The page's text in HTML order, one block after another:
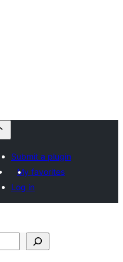
Submit a plugin
My favorites
Log in